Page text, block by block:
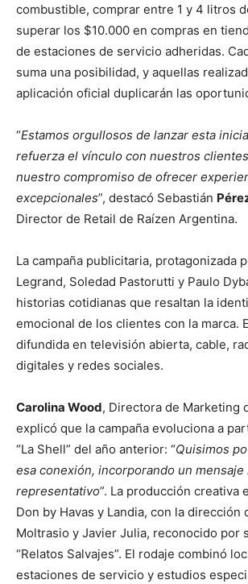
combustible, comprar entre 1 y 4 litros
superar los $10.000 en compras en
de estaciones de servicio adheridas.
suma una posibilidad, y aquellas
aplicación oficial duplicarán las
“Estamos orgullosos de lanzar esta
refuerza el vínculo con nuestros
nuestro compromiso de ofrecer
excepcionales”, destacó Sebastián
Director de Retail de Raízen Argentina.
La campaña publicitaria, protagonizada
Legrand, Soledad Pastorutti y Paulo
historias cotidianas que resaltan la
emocional de los clientes con la marca.
difundida en televisión abierta, cable,
digitales y redes sociales.
Carolina Wood, Directora de Marketing
explicó que la campaña evoluciona a
“La Shell” del año anterior: “Quisimos
esa conexión, incorporando un
representativo”. La producción creativa
Don by Havas y Landia, con la dirección
Moltrasio y Javier Julia, reconocido por
“Relatos Salvajes”. El rodaje combinó
estaciones de servicio y estudios